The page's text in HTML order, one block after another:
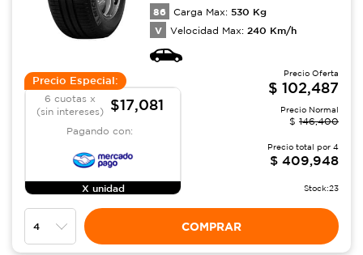
86 Carga Max: 530 Kg
V Velocidad Max: 240 Km/h
Precio Especial:
6 cuotas x
(sin intereses)
$17,081
Pagando con:
X unidad
Precio Oferta
$ 102,487
Precio Normal
$ 146,400
Precio total por 4
$ 409,948
Stock:23
COMPRAR